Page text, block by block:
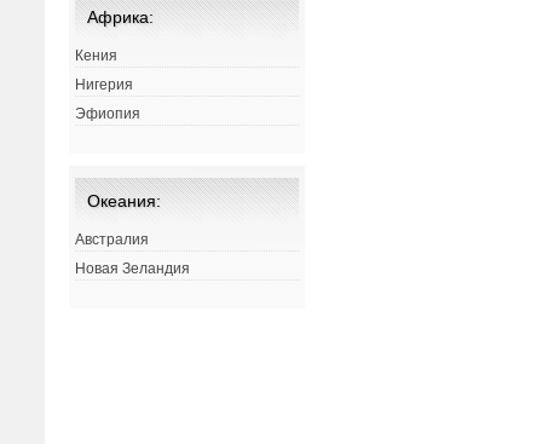
Африка:
Кения
Нигерия
Эфиопия
Океания:
Австралия
Новая Зеландия